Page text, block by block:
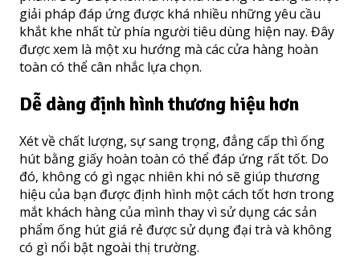
giải pháp đáp ứng được khá nhiều những yêu cầu
khắt khe nhất từ phía người tiêu dùng hiện nay. Đây
được xem là một xu hướng mà các cửa hàng hoàn
toàn có thể cân nhắc lựa chọn.
Dễ dàng định hình thương hiệu hơn
Xét về chất lượng, sự sang trọng, đẳng cấp thì ống
hút bằng giấy hoàn toàn có thể đáp ứng rất tốt. Do
đó, không có gì ngạc nhiên khi nó sẽ giúp thương
hiệu của bạn được định hình một cách tốt hơn trong
mắt khách hàng của mình thay vì sử dụng các sản
phẩm ống hút giá rẻ được sử dụng đại trà và không
có gì nổi bật ngoài thị trường.